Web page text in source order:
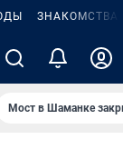
ЗНАКОМСТВА
Мост в Шаманке